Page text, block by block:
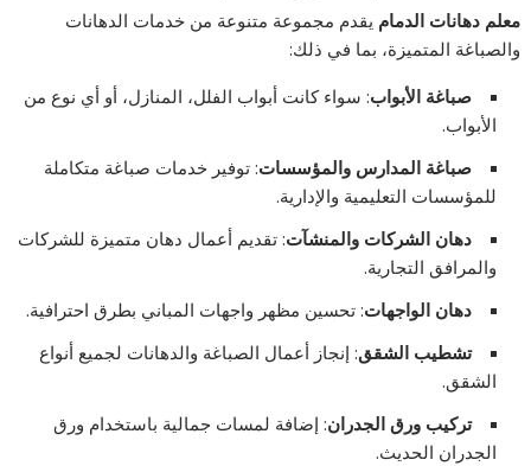
معلم دهانات الدمام يقدم مجموعة متنوعة من خدمات الدهانات
والصباغة المتميزة، بما في ذلك:
صباغة الأبواب: سواء كانت أبواب الفلل، المنازل، أو أي نوع من
الأبواب.
صباغة المدارس والمؤسسات: توفير خدمات صباغة متكاملة
للمؤسسات التعليمية والإدارية.
دهان الشركات والمنشآت: تقديم أعمال دهان متميزة للشركات
والمرافق التجارية.
دهان الواجهات: تحسين مظهر واجهات المباني بطرق احترافية.
تشطيب الشقق: إنجاز أعمال الصباغة والدهانات لجميع أنواع
الشقق.
تركيب ورق الجدران: إضافة لمسات جمالية باستخدام ورق
الجدران الحديث.